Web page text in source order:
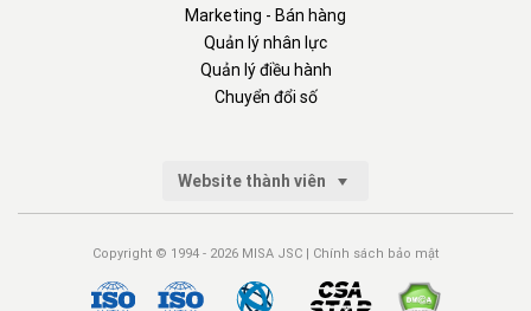
Marketing - Bán hàng
Quản lý nhân lực
Quản lý điều hành
Chuyển đổi số
Website thành viên
Copyright © 1994 - 2026 MISA JSC | Chính sách bảo mật